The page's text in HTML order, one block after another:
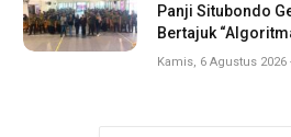
Panji Situbondo
Bertajuk
Kamis, 6 Agustus 2026